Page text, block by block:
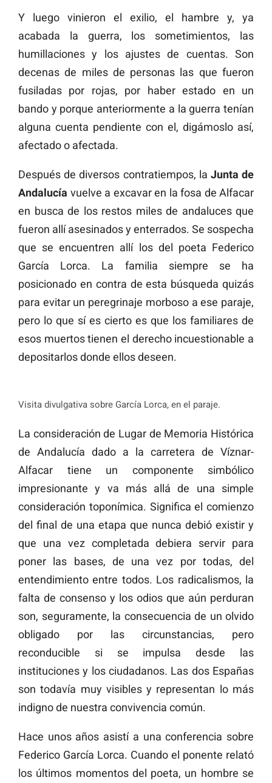
Y luego vinieron el exilio, el hambre y, ya
acabada la guerra, los sometimientos, las
humillaciones y los ajustes de cuentas. Son
decenas de miles de personas las que fueron
fusiladas por rojas, por haber estado en un
bando y porque anteriormente a la guerra tenían
alguna cuenta pendiente con el, digámoslo así,
afectado o afectada.
Después de diversos contratiempos, la Junta de
Andalucía vuelve a excavar en la fosa de Alfacar
en busca de los restos miles de andaluces que
fueron allí asesinados y enterrados. Se sospecha
que se encuentren allí los del poeta Federico
García Lorca. La familia siempre se ha
posicionado en contra de esta búsqueda quizás
para evitar un peregrinaje morboso a ese paraje,
pero lo que sí es cierto es que los familiares de
esos muertos tienen el derecho incuestionable a
depositarlos donde ellos deseen.
Visita divulgativa sobre García Lorca, en el paraje.
La consideración de Lugar de Memoria Histórica
de Andalucía dado a la carretera de Víznar-
Alfacar tiene un componente simbólico
impresionante y va más allá de una simple
consideración toponímica. Significa el comienzo
del final de una etapa que nunca debió existir y
que una vez completada debiera servir para
poner las bases, de una vez por todas, del
entendimiento entre todos. Los radicalismos, la
falta de consenso y los odios que aún perduran
son, seguramente, la consecuencia de un olvido
obligado por las circunstancias, pero
reconducible si se impulsa desde las
instituciones y los ciudadanos. Las dos Españas
son todavía muy visibles y representan lo más
indigno de nuestra convivencia común.
Hace unos años asistí a una conferencia sobre
Federico García Lorca. Cuando el ponente relató
los últimos momentos del poeta, un hombre se